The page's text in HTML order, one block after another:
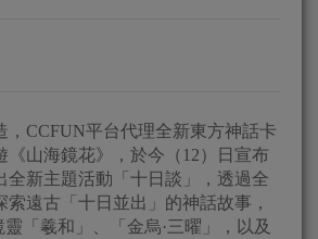
，CCFUN平台代理全新東方神話卡
《山海鏡花》，於今（12）日宣布
全新主題活動「十日談」，透過全
索遠古「十日並出」的神話故事，
靈「羲和」、「金烏·三曜」，以及